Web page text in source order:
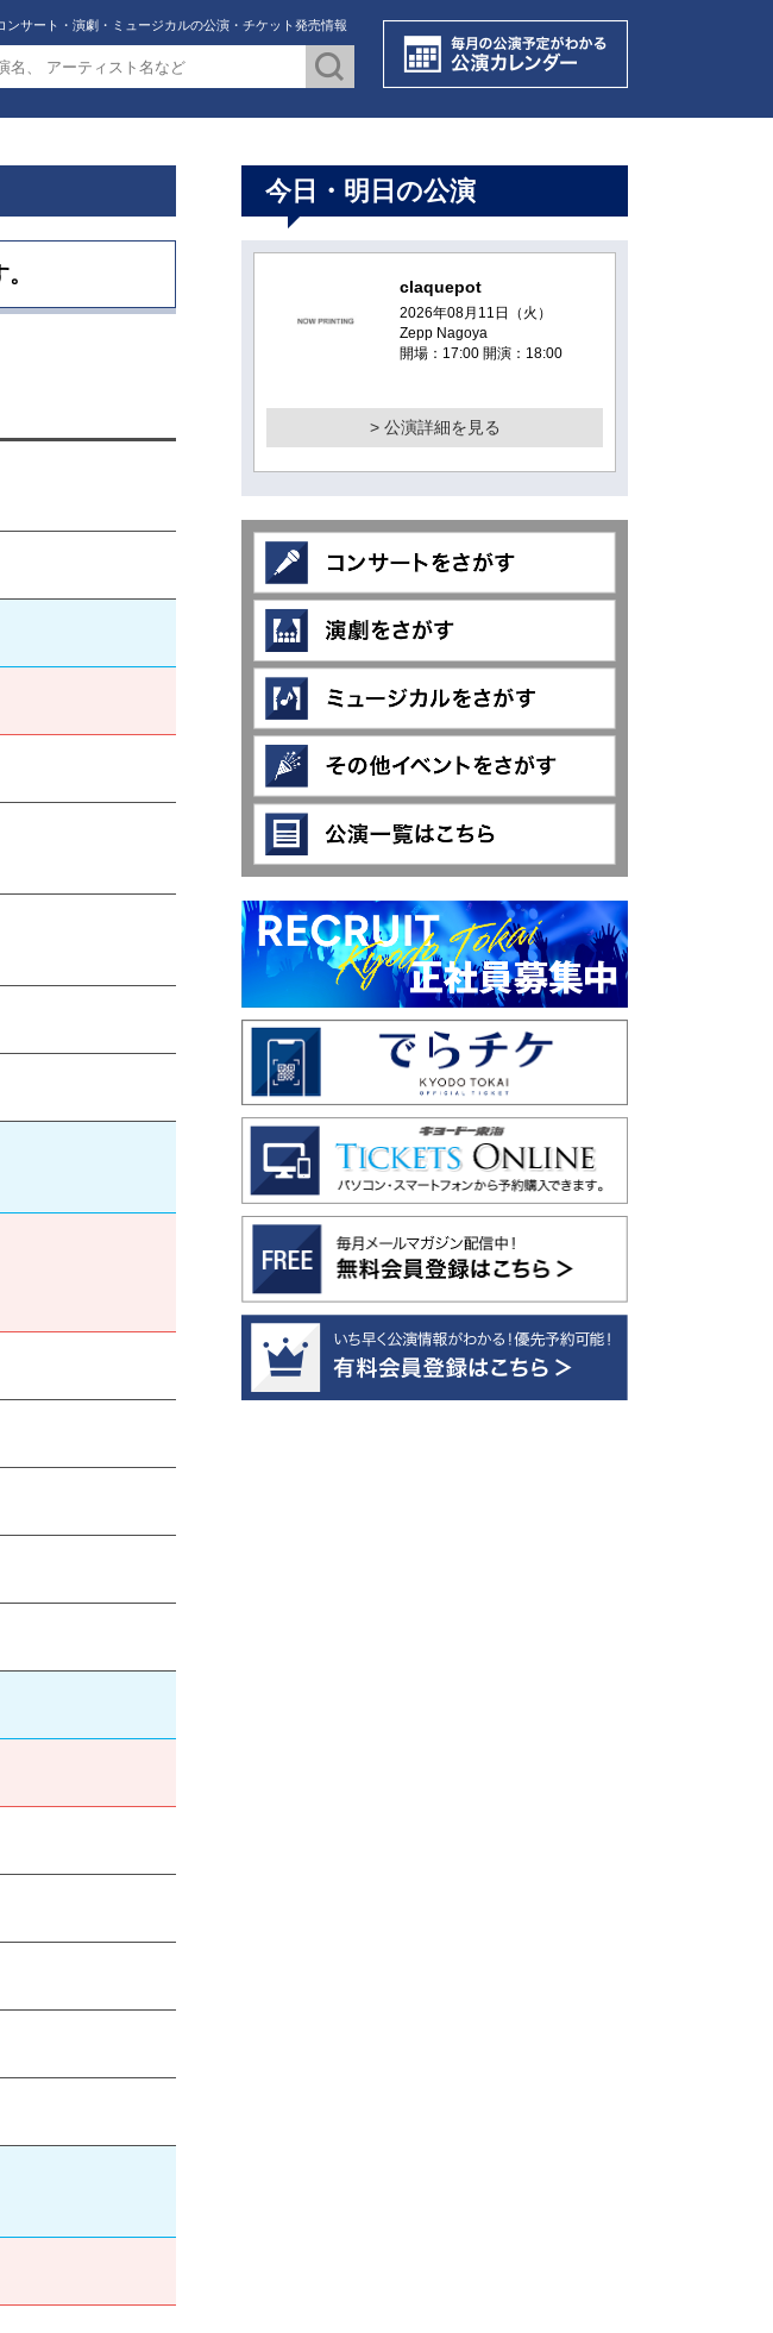
ンサート・演劇・ミュージカルの公演・チケット発売情報
今日・明日の公演
claquepot
2026年08月11日（火）
Zepp Nagoya
開場：17:00 開演：18:00
> 公演詳細を見る